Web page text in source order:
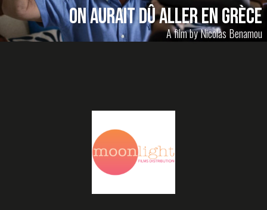
On aurait dû aller en Grèce
A film by Nicolas Benamou